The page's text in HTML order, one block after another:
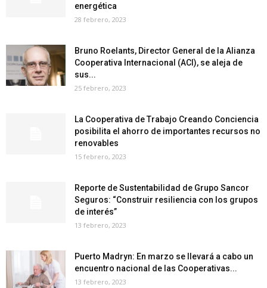
energética
28 febrero, 2023
Bruno Roelants, Director General de la Alianza
Cooperativa Internacional (ACI), se aleja de
sus...
25 febrero, 2023
La Cooperativa de Trabajo Creando Conciencia
posibilita el ahorro de importantes recursos no
renovables
15 febrero, 2023
Reporte de Sustentabilidad de Grupo Sancor
Seguros: “Construir resiliencia con los grupos
de interés”
13 febrero, 2023
Puerto Madryn: En marzo se llevará a cabo un
encuentro nacional de las Cooperativas...
13 febrero, 2023